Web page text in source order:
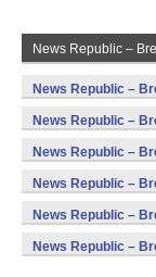
News Republic –
News Republic –
News Republic –
News Republic –
News Republic –
News Republic –
News Republic –